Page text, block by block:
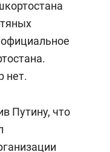
нет.
Путину, что